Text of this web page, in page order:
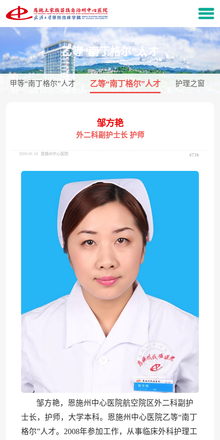
乙等“南丁格尔”人才
甲等“南丁格尔”人才 乙等“南丁格尔”人才 护理之窗
邹方艳
外二科副护士长 护师
2019-01-14 恩施州中心医院 4738
邹方艳，恩施州中心医院航空院区外二科副护
士长，护师，大学本科。恩施州中心医院乙等“南丁
格尔”人才。2008年参加工作，从事临床外科护理工